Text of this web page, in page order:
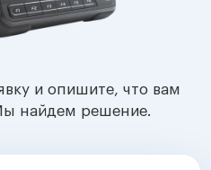
и опишите, что вам
найдем решение.